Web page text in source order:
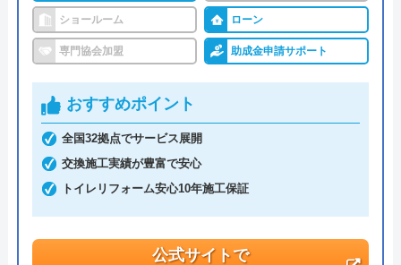
ショールーム ローン
専門協会加盟 助成金申請サポート
おすすめポイント
全国32拠点でサービス展開
交換施工実績が豊富で安心
トイレリフォーム安心10年施工保証
公式サイトで